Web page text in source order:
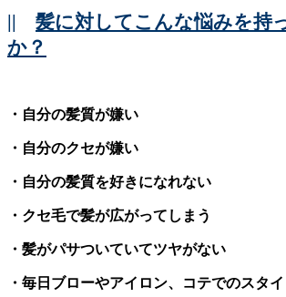
|| 髪に対してこんな悩みを持
か？
・自分の髪質が嫌い
・自分のクセが嫌い
・自分の髪質を好きになれない
・クセ毛で髪が広がってしまう
・髪がパサついていてツヤがない
・毎日ブローやアイロン、コテでのスタ